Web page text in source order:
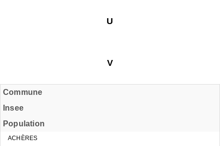
U
V
Commune
Insee
Population
ACHÈRES